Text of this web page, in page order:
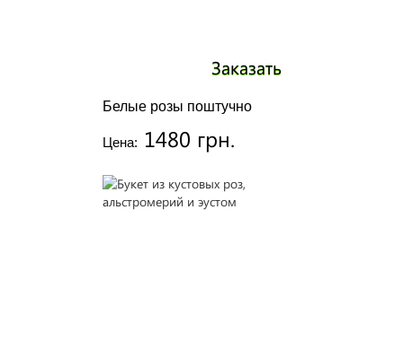
Белые розы поштучно
Цена: 1480 грн.
Заказать